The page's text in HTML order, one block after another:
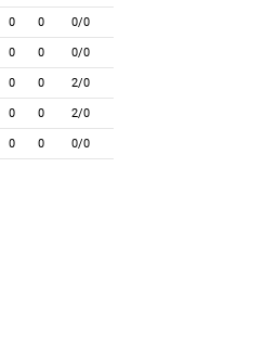
0 0 0/0
0 0 0/0
0 0 2/0
0 0 2/0
0 0 0/0